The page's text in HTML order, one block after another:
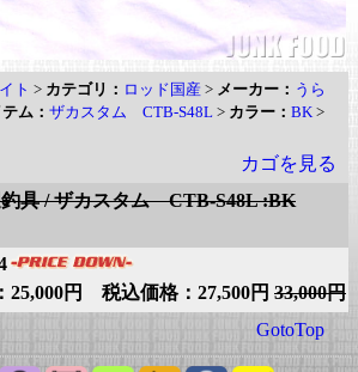
ト > カテゴリ： ロッド国産 > メーカー： うら
ム： ザカスタム CTB-S48L > カラー： BK >
カゴを見る
具 / ザカスタム CTB-S48L :BK
25,000円 税込価格：27,500円 33,000円
GotoTop